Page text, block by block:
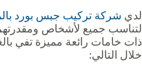
لدي شركة تركيب جبس بورد
لتناسب جميع لأشخاص ومقدرتهم
ذات خامات رائعة مميزة تفي
خلال التالي: